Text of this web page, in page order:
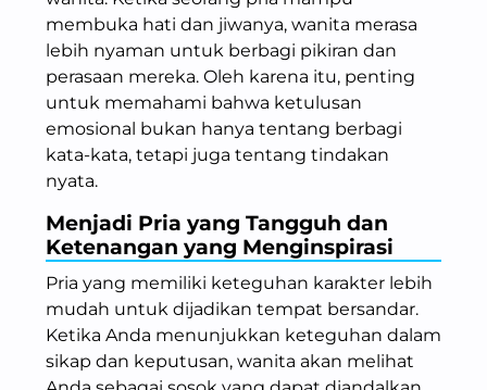
membuka hati dan jiwanya, wanita merasa
lebih nyaman untuk berbagi pikiran dan
perasaan mereka. Oleh karena itu, penting
untuk memahami bahwa ketulusan
emosional bukan hanya tentang berbagi
kata-kata, tetapi juga tentang tindakan
nyata.
Menjadi Pria yang Tangguh dan
Ketenangan yang Menginspirasi
Pria yang memiliki keteguhan karakter lebih
mudah untuk dijadikan tempat bersandar.
Ketika Anda menunjukkan keteguhan dalam
sikap dan keputusan, wanita akan melihat